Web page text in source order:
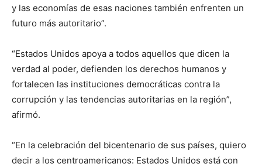
y las economías de esas naciones también enfrenten un
futuro más autoritario”.
“Estados Unidos apoya a todos aquellos que dicen la
verdad al poder, defienden los derechos humanos y
fortalecen las instituciones democráticas contra la
corrupción y las tendencias autoritarias en la región”,
afirmó.
“En la celebración del bicentenario de sus países, quiero
decir a los centroamericanos: Estados Unidos está con